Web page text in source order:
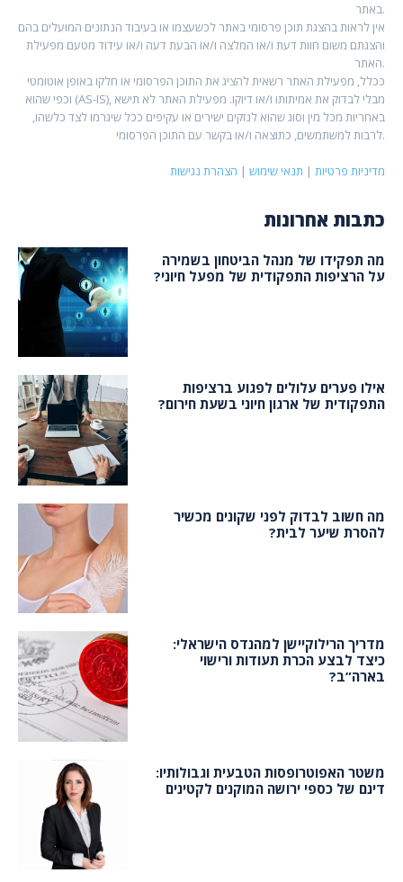
באתר.
אין לראות בהצגת תוכן פרסומי באתר לכשעצמו או בעיבוד הנתונים המועלים בהם
והצגתם משום חוות דעת ו/או המלצה ו/או הבעת דעה ו/או עידוד מטעם מפעילת
האתר.
ככלל, מפעילת האתר רשאית להציג את התוכן הפרסומי או חלקו באופן אוטומטי
וכפי שהוא (AS-IS), מבלי לבדוק את אמיתותו ו/או דיוקו. מפעילת האתר לא תישא
באחריות מכל מין וסוג שהוא לנזקים ישירים או עקיפים ככל שיגרמו לצד כלשהו,
לרבות למשתמשים, כתוצאה ו/או בקשר עם התוכן הפרסומי.
מדיניות פרטיות | תנאי שימוש | הצהרת נגישות
כתבות אחרונות
מה תפקידו של מנהל הביטחון בשמירה
על הרציפות התפקודית של מפעל חיוני?
אילו פערים עלולים לפגוע ברציפות
התפקודית של ארגון חיוני בשעת חירום?
מה חשוב לבדוק לפני שקונים מכשיר
להסרת שיער לבית?
מדריך הרילוקיישן למהנדס הישראלי:
כיצד לבצע הכרת תעודות ורישוי
בארה”ב?
משטר האפוטרופסות הטבעית וגבולותיו:
דינם של כספי ירושה המוקנים לקטינים